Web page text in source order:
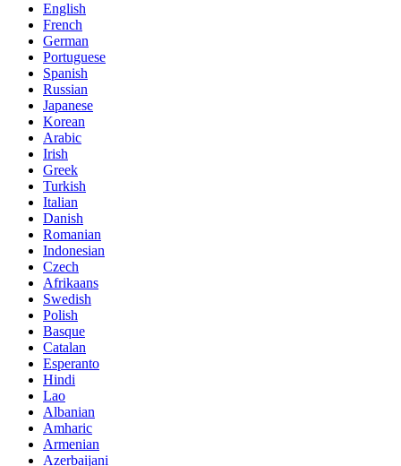
English
French
German
Portuguese
Spanish
Russian
Japanese
Korean
Arabic
Irish
Greek
Turkish
Italian
Danish
Romanian
Indonesian
Czech
Afrikaans
Swedish
Polish
Basque
Catalan
Esperanto
Hindi
Lao
Albanian
Amharic
Armenian
Azerbaijani